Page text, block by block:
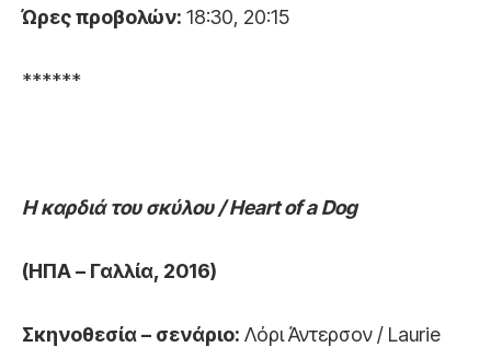
Ώρες προβολών: 18:30, 20:15
******
Η καρδιά του σκύλου / Heart of aDog
(ΗΠΑ – Γαλλία, 2016)
Σκηνοθεσία – σενάριο: Λόρι Άντερσον / Laurie